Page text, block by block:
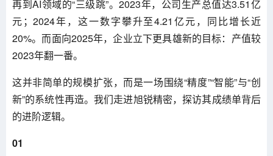
再到AI领域的“三级跳”。2023年，公司生产总值达3.51亿
元；2024年，这一数字攀升至4.21亿元，同比增长近
20%。而面向2025年，企业立下更具雄新的目标：产值较
2023年翻一番。
这并非简单的规模扩张，而是一场围绕“精度”“智能”与“创
新”的系统性再造。我们走进旭锐精密，探访其成绩单背后
的进阶逻辑。
01